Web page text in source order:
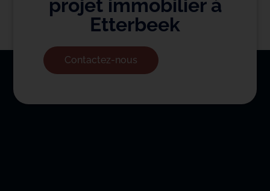
projet immobilier à
Etterbeek
Contactez-nous